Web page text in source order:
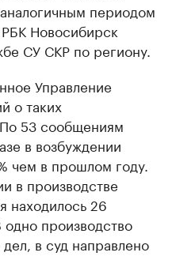
периодом
Новосибирск
СУ СКР по региону.
Управление
о таких
По 53 сообщениям
в возбуждении
чем в прошлом году.
в производстве
находилось 26
одно производство
в суд направлено